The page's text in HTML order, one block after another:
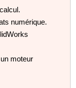
numérique.
moteur